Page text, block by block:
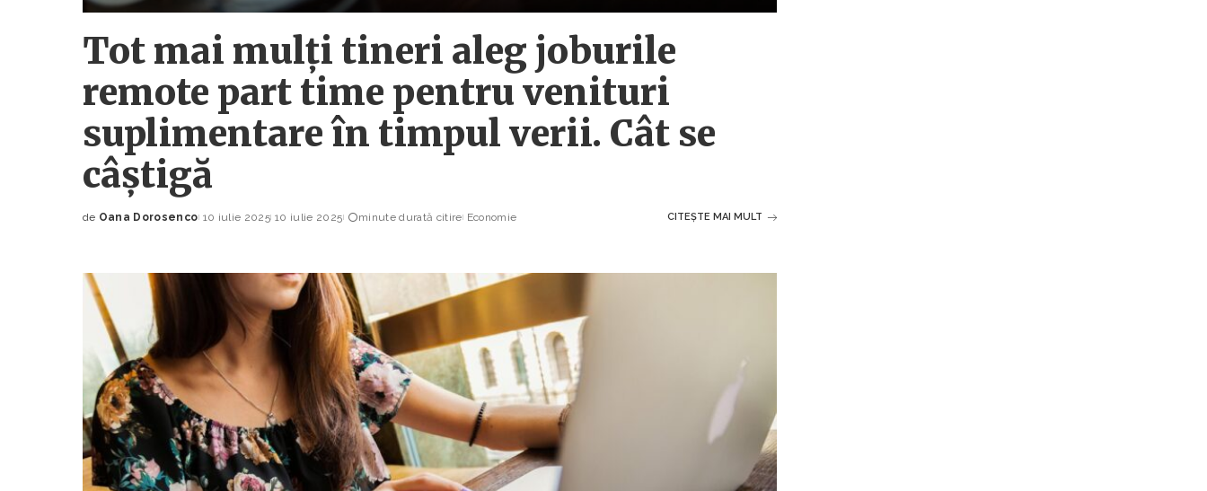
Tot mai mulți tineri aleg joburile
remote part time pentru venituri
suplimentare în timpul verii. Cât se
câștigă
de Oana Dorosenco 10 iulie 2025 10 iulie 2025 minute durată citire Economie CITEȘTE MAI MULT